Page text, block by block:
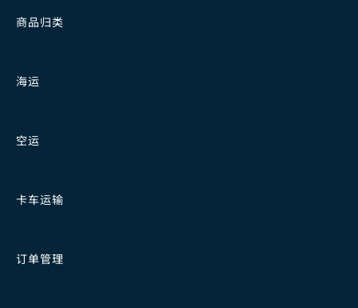
商品归类
海运
空运
卡车运输
订单管理